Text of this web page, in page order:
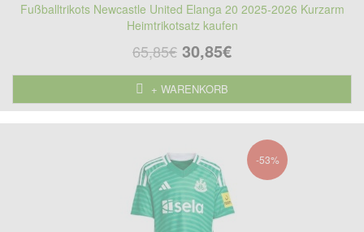
Fußballtrikots Newcastle United Elanga 20 2025-2026 Kurzarm
Heimtrikotsatz kaufen
65,85€ 30,85€
+ WARENKORB
-53%